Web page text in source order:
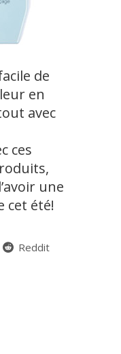
de
en
avec
ces
une
cet été!
Reddit